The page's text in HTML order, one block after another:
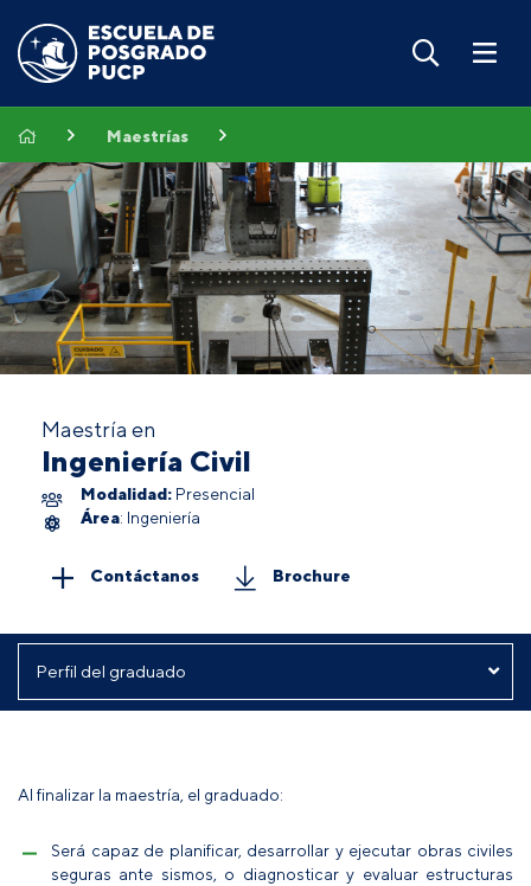
Maestrías
Maestría en
Ingeniería Civil
Modalidad: Presencial
Área: Ingeniería
Contáctanos Brochure
Al finalizar la maestría, el graduado:
Será capaz de planificar, desarrollar y ejecutar obras civiles
seguras ante sismos, o diagnosticar y evaluar estructuras